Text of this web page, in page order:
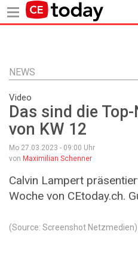
Inhalt
NEWS
Video
Das sind die
von KW 12
Mo 27.03.2023 - 09:00 Uhr
von Maximilian Schenner
Calvin Lampert
Woche von CEtoday.ch.
(Source: Screenshot Netzmedien)